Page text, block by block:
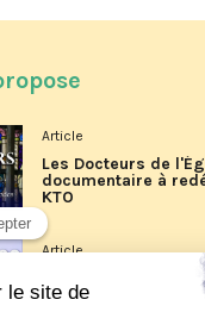
Article
Les Docteurs de
documentaire à
KTO
Article
Les reportages